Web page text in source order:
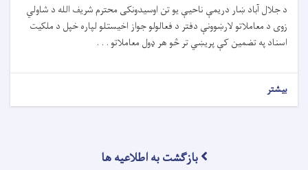
د جلال آباد ښار دريمې ناحیې يو تن اوسیدونکى محترم شريف الله د شاولي
زوى د معاملاتو لارښوونې دفتر د فعالولو جواز اخيستلو لپاره خپل د ملکيت
اسناد په تضمین کې پريښي تر څو هر ډول معاملاتو . . .
بیشتر
بازگشت به اطلاعیه ها